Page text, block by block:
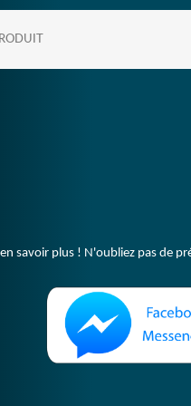
savoir plus ! N'oubliez pas de